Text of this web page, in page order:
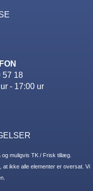
57 18
- 17:00 ur
muligvis TK / Frisk tillæg.
ikke alle elementer er oversat. Vi